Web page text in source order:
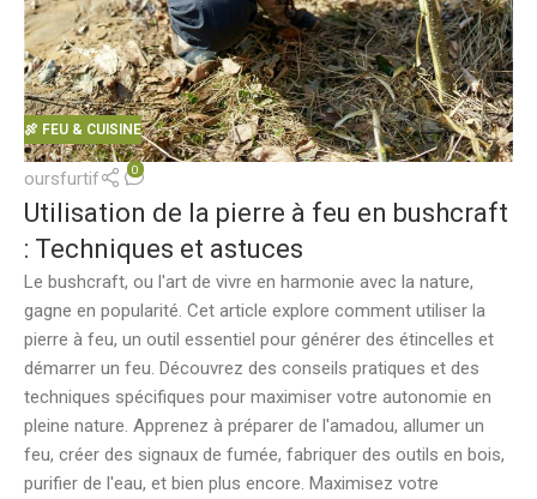
🍖 FEU & CUISINE
oursfurtif 0
Utilisation de la pierre à feu en bushcraft
: Techniques et astuces
Le bushcraft, ou l'art de vivre en harmonie avec la nature,
gagne en popularité. Cet article explore comment utiliser la
pierre à feu, un outil essentiel pour générer des étincelles et
démarrer un feu. Découvrez des conseils pratiques et des
techniques spécifiques pour maximiser votre autonomie en
pleine nature. Apprenez à préparer de l'amadou, allumer un
feu, créer des signaux de fumée, fabriquer des outils en bois,
purifier de l'eau, et bien plus encore. Maximisez votre